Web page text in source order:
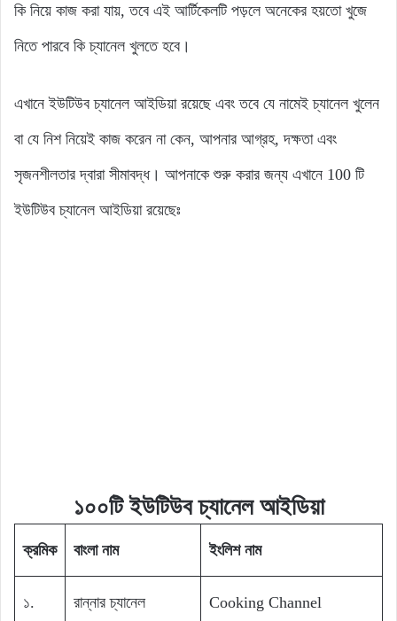
কি নিয়ে কাজ করা যায়, তবে এই আর্টিকেলটি পড়লে অনেকের হয়তো খুজে
নিতে পারবে কি চ্যানেল খুলতে হবে।
এখানে ইউটিউব চ্যানেল আইডিয়া রয়েছে এবং তবে যে নামেই চ্যানেল খুলেন
বা যে নিশ নিয়েই কাজ করেন না কেন, আপনার আগ্রহ, দক্ষতা এবং
সৃজনশীলতার দ্বারা সীমাবদ্ধ। আপনাকে শুরু করার জন্য এখানে 100 টি
ইউটিউব চ্যানেল আইডিয়া রয়েছেঃ
১০০টি ইউটিউব চ্যানেল আইডিয়া
ক্রমিক বাংলা নাম ইংলিশ নাম
১. রান্নার চ্যানেল Cooking Channel